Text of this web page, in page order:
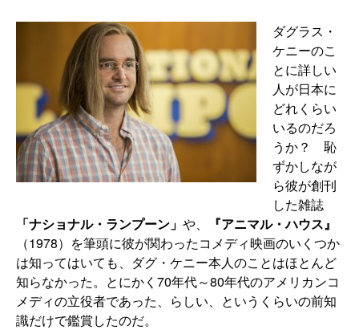
ダグラス・
ケニーのこ
とに詳しい
人が日本に
どれくらい
いるのだろ
うか？ 恥
ずかしなが
ら彼が創刊
した雑誌
「ナショナル・ランプーン」 や、
『アニマル・ハウス』
（1978）を筆頭に彼が関わったコメディ映画のいくつか
は知ってはいても、ダグ・ケニー本人のことはほとんど
知らなかった。とにかく70年代～80年代のアメリカンコ
メディの立役者であった、らしい、というくらいの前知
識だけで鑑賞したのだ。